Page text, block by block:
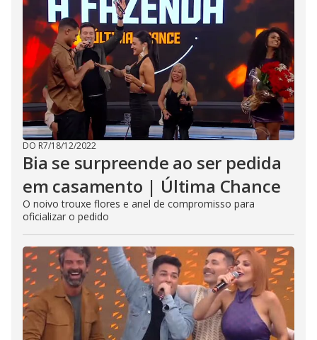
DO R7/18/12/2022
Bia se surpreende ao ser pedida
em casamento | Última Chance
O noivo trouxe flores e anel de compromisso para
oficializar o pedido